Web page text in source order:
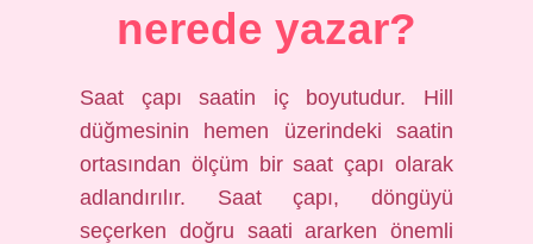
nerede yazar?
Saat çapı saatin iç boyutudur. Hill
düğmesinin hemen üzerindeki saatin
ortasından ölçüm bir saat çapı olarak
adlandırılır. Saat çapı, döngüyü
seçerken doğru saati ararken önemli